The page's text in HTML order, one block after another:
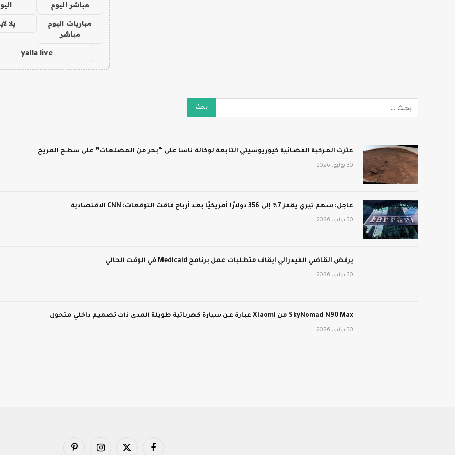
مباشر اليوم
مباريات اليوم
مباشر
يلا
yalla live
عثرت المركبة الفضائية كيوريوسيتي التابعة لوكالة ناسا على “بحر من المضلعات” على سطح المريخ
30 يوليو، 2026
عاجل: سهم تيري يقفز 7% إلى 356 دولارًا أمريكيًا بعد أرباح فاقت التوقعات: CNN الاقتصادية
30 يوليو، 2026
يرفض القاضي الفيدرالي إيقاف متطلبات عمل برنامج Medicaid في الوقت الحالي
30 يوليو، 2026
SkyNomad N90 Max من Xiaomi عبارة عن سيارة كهربائية طويلة المدى ذات تصميم داخلي متحول
30 يوليو، 2026
فيسبوك X الانستغرامبينتيريست